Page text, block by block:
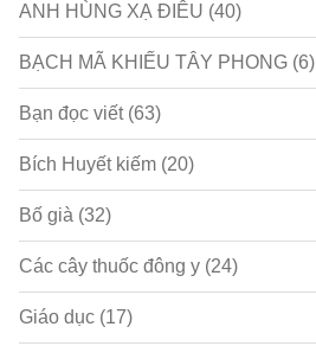
ANH HÙNG XẠ ĐIÊU (40)
BẠCH MÃ KHIẾU TÂY PHONG(6)
Bạn đọc viết(63)
Bích Huyết kiếm(20)
Bố già (32)
Các cây thuốc đông y(24)
Giáo dục(17)